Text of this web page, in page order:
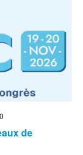
de